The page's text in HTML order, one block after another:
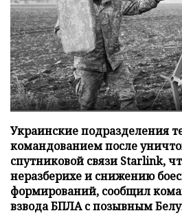
Украинские подразделения
командованием после
спутниковой связи Starlink,
неразберихе и снижению
формирований, сообщил
взвода БПЛА с позывным